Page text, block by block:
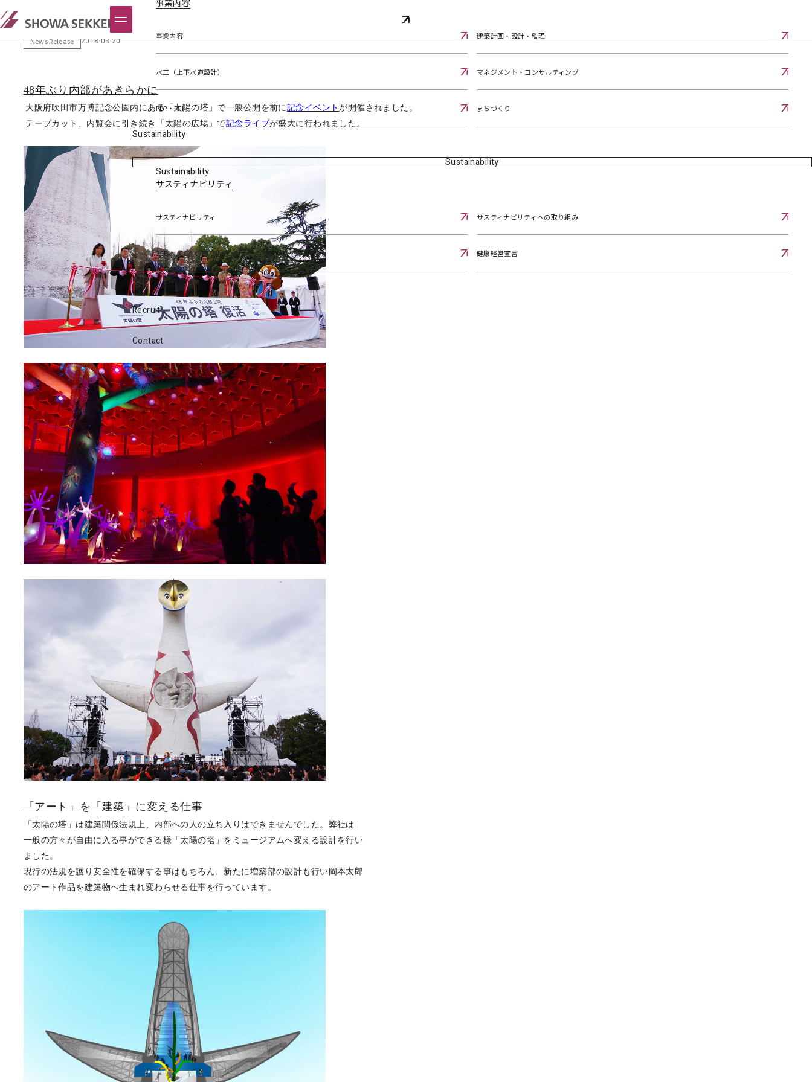
事業内容
事業内容 建築計画・設計・監理
水工（上下水道設計） マネジメント・コンサルティング
PPP・PFI まちづくり
Sustainability
Sustainability
Sustainability
サスティナビリティ
サスティナビリティ サスティナビリティへの取り組み
ZEB・LCCへの取り組み 健康経営宣言
News
Recruit
Contact
サイトポリシー
公開「太陽の塔」内部再生プロジェクト
News Release 2018.03.20
48年ぶり 内部があきらかに
大阪府吹田市万博記念公園内にある「太陽の塔」で一般公開を前に記念イベントが 開催されました。
テープカット、内覧会に引き続き「太陽の広場」で記念ライブが盛大に行われました。
「アート」を「建築」に変える仕事
「太陽の塔」は建築関係法規上、内部への人の立ち入りはできませんでした。弊社は
一般の方々が自由に入る事ができる様「太陽の塔」をミュージアムへ変える設計を行い
ました。
現行の法規を護り安全性を確保する事はもちろん、新たに増築部の設計も行い岡本太郎
のアー ト作品を建築物へ生まれ変わらせる仕事を行っています。